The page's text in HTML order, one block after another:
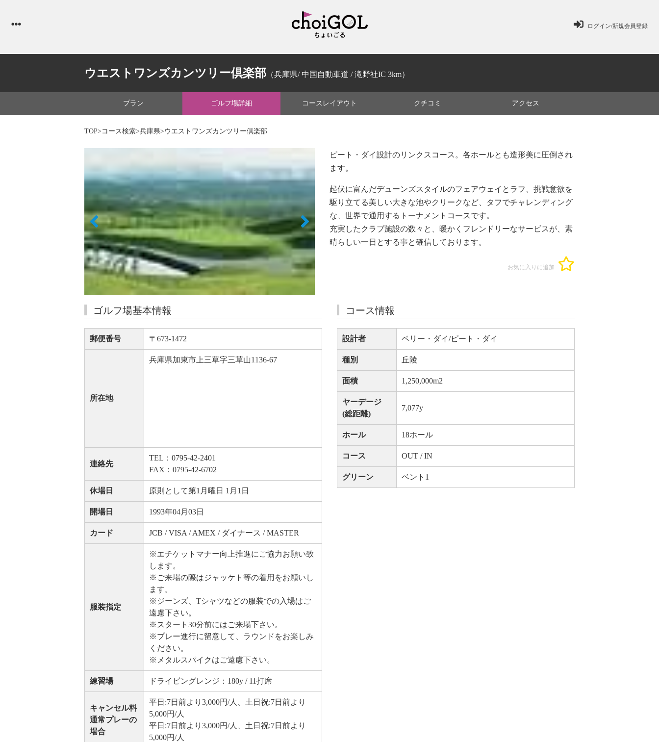
ログイン/新規会員登録
ウエストワンズカンツリー倶楽部 （兵庫県/ 中国自動車道 / 滝野社IC 3km）
プラン ゴルフ場詳細 コース レイアウト クチコミ アクセス
TOP> コース検索>兵庫県>ウエストワンズカンツリー倶楽部
ピート・ダイ設計のリンクスコース。各ホールとも造形美に圧倒され
ます。
起伏に富んだデューンズスタイルのフェアウェイとラフ、挑戦意欲を
駆り立てる美しい大きな池やクリークなど、タフでチャレンディング
な、世界で通用するトーナメントコースです。
充実したクラブ施設の数々と、暖かくフレンドリーなサービスが、素
晴らしい一日とする事と確信しております。
お気に入りに追加
ゴルフ場基本情報
郵便番号 〒673-1472
所在地
兵庫県加東市上三草字三草山1136-67
連絡先
TEL：0795-42-2401
FAX：0795-42-6702
休場日 原則として第1月曜日 1月1日
開場日 1993年04月03日
カード JCB / VISA / AMEX / ダイナース / MASTER
服装指定
※エチケットマナー向上推進にご協力お願い致
します。
※ご来場の際はジャッケト等の着用をお願いし
ます。
※ジーンズ、Tシャツなどの服装での入場はご
遠慮下さい。
※スタート30分前にはご来場下さい。
※プレー進行に留意して、ラウンドをお楽しみ
ください。
※メタルスパイクはご遠慮下さい。
練習場 ドライビングレンジ：180y / 11打席
キャンセル料
通常プレーの
場合
平日:7日前より3,000円/人、土日祝:7日前より
5,000円/人
平日:7日前より3,000円/人、土日祝:7日前より
5,000円/人
コース情報
設計者 ペリー・ダイ/ピート・ダイ
種別 丘陵
面積 1,250,000m2
ヤーデージ
(総距離)
7,077y
ホール 18ホール
コース OUT / IN
グリーン ベント1